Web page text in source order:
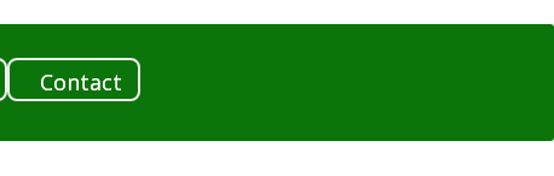
Contact